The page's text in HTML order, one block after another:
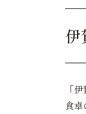
伊
「
食卓